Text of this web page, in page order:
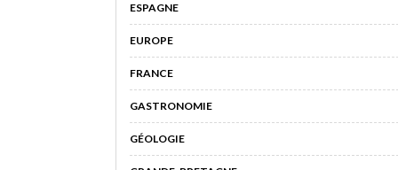
ESPAGNE
EUROPE
FRANCE
GASTRONOMIE
GÉOLOGIE